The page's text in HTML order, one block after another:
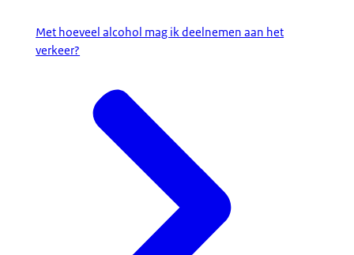
Met hoeveel alcohol mag ik deelnemen aan het
verkeer?